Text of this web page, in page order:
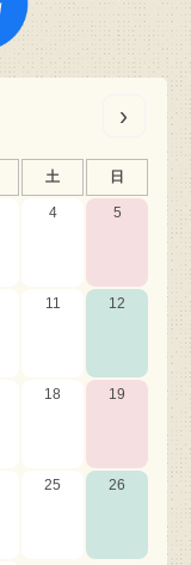
›
土 日
4 5
11 12
18 19
25 26